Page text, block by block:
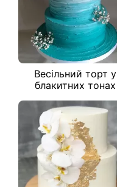
Весільний торт у
блакитних тонах